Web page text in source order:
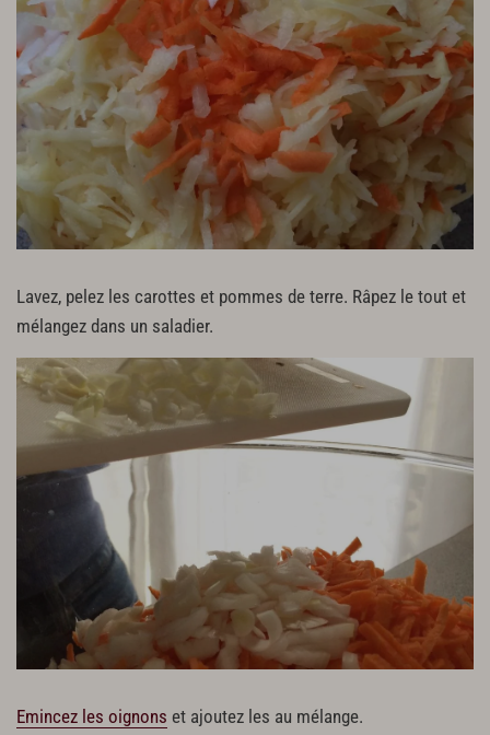
Lavez, pelez les carottes et pommes de terre. Râpez le tout et
mélangez dans un saladier.
Emincez les oignons et ajoutez les au mélange.